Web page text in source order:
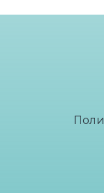
€39.88/ лв78.00